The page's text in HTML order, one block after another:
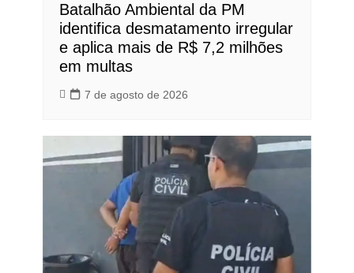
Batalhão Ambiental da PM
identifica desmatamento irregular
e aplica mais de R$ 7,2 milhões
em multas
7 de agosto de 2026